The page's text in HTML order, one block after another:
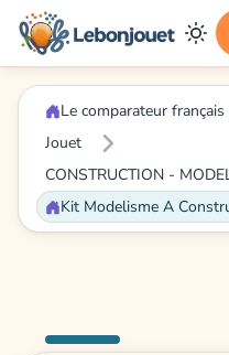
Le comparateur
Jouet
Kit Modelisme A